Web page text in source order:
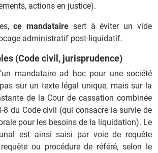
actions en justice).
ce mandataire sert à éviter un vide
administratif post-liquidatif.
(Code civil, jurisprudence)
mandataire ad hoc pour une société
sur un texte légal unique, mais sur la
de la Cour de cassation combinée
du Code civil (qui consacre la survie de
pour les besoins de la liquidation). Le
est ainsi saisi par voie de requête
ou procédure de référé, selon le